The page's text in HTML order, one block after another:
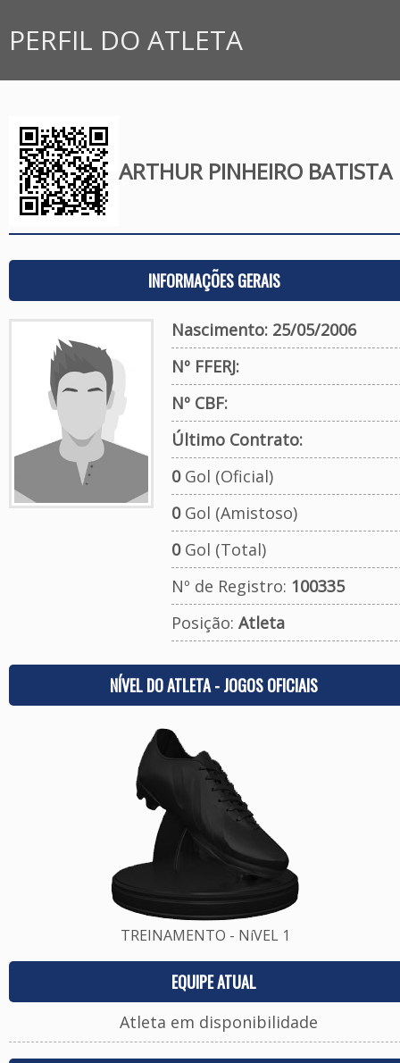
PERFIL DO ATLETA
ARTHUR PINHEIRO BATISTA
INFORMAÇÕES GERAIS
Nascimento: 25/05/2006
Nº FFERJ:
Nº CBF:
Último Contrato:
0Gol (Oficial)
0Gol (Amistoso)
0Gol (Total)
Nº de Registro: 100335
Posição: Atleta
NÍVEL DO ATLETA - JOGOS OFICIAIS
TREINAMENTO - NíVEL 1
EQUIPE ATUAL
Atleta em disponibilidade